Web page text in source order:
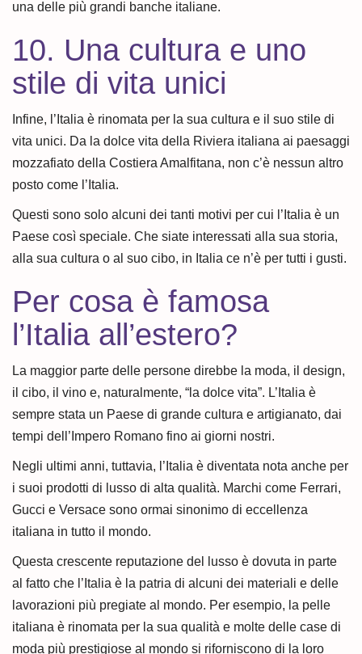
una delle più grandi banche italiane.
10. Una cultura e uno
stile di vita unici
Infine, l’Italia è rinomata per la sua cultura e il suo stile di
vita unici. Da la dolce vita della Riviera italiana ai paesaggi
mozzafiato della Costiera Amalfitana, non c’è nessun altro
posto come l’Italia.
Questi sono solo alcuni dei tanti motivi per cui l’Italia è un
Paese così speciale. Che siate interessati alla sua storia,
alla sua cultura o al suo cibo, in Italia ce n’è per tutti i gusti.
Per cosa è famosa
l’Italia all’estero?
La maggior parte delle persone direbbe la moda, il design,
il cibo, il vino e, naturalmente, “la dolce vita”. L’Italia è
sempre stata un Paese di grande cultura e artigianato, dai
tempi dell’Impero Romano fino ai giorni nostri.
Negli ultimi anni, tuttavia, l’Italia è diventata nota anche per
i suoi prodotti di lusso di alta qualità. Marchi come Ferrari,
Gucci e Versace sono ormai sinonimo di eccellenza
italiana in tutto il mondo.
Questa crescente reputazione del lusso è dovuta in parte
al fatto che l’Italia è la patria di alcuni dei materiali e delle
lavorazioni più pregiate al mondo. Per esempio, la pelle
italiana è rinomata per la sua qualità e molte delle case di
moda più prestigiose al mondo si riforniscono di la loro